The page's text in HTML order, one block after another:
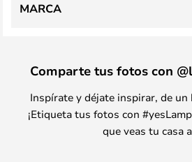
MARCA
Comparte tus fotos con
Inspírate y déjate inspirar, de
¡Etiqueta tus fotos con
que veas tu casa